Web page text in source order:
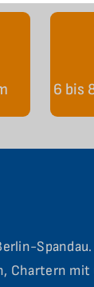
6 bis
Spandau.
Chartern mit